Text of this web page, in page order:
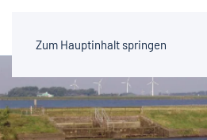
Zum Hauptinhalt springen